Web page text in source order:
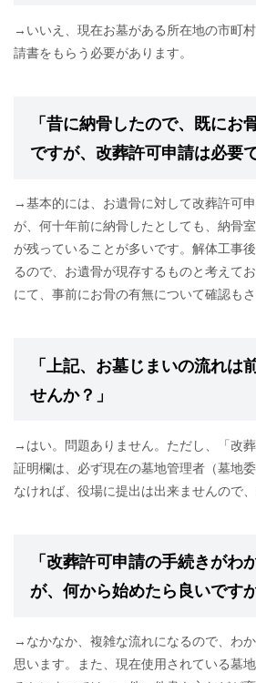
→いいえ、現在お墓がある所在地の市町
請書をもらう必要があります。
「昔に納骨したので、既にお
ですが、改葬許可申請は必要
→基本的には、お遺骨に対して改葬許可
が、何十年前に納骨したとしても、納骨
が残っていることが多いです。解体工事
るので、お遺骨が現存するものと考えて
にて、事前にお骨の有無について確認もさ
「上記、お墓じまいの流れは
せんか？」
→はい。問題ありません。ただし、「改
証明欄は、必ず現在の墓地管理者（墓地
なければ、役場に提出は出来ませんので、
「改葬許可申請の手続きがわ
が、何から始めたら良いですか
→なかなか、複雑な流れになるので、わ
思います。また、現在使用されている墓